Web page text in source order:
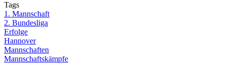
Tags
1. Mannschaft
2. Bundesliga
Erfolge
Hannover
Mannschaften
Mannschaftskämpfe